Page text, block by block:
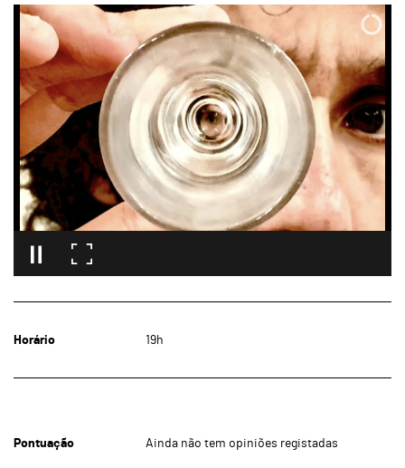
Horário 19h
Pontuação Ainda não tem opiniões registadas